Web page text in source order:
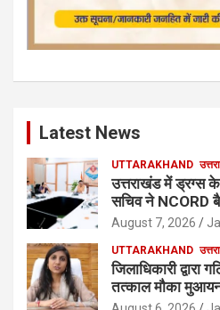
Latest News
UTTARAKHAND
उत्तराखंड में ड्रग्स
सचिव ने NCORD
August 7, 2026
UTTARAKHAND
जिलाधिकारी द्वारा
तत्काल मौका